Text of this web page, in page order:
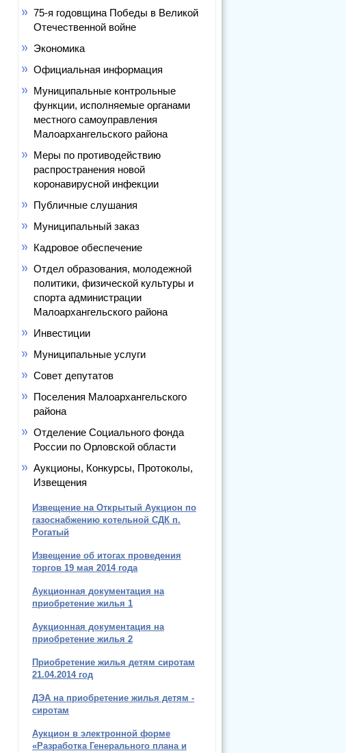
75-я годовщина Победы в Великой
Отечественной войне
Экономика
Официальная информация
Муниципальные контрольные
функции, исполняемые органами
местного самоуправления
Малоархангельского района
Меры по противодействию
распространения новой
коронавирусной инфекции
Публичные слушания
Муниципальный заказ
Кадровое обеспечение
Отдел образования, молодежной
политики, физической культуры и
спорта администрации
Малоархангельского района
Инвестиции
Муниципальные услуги
Совет депутатов
Поселения Малоархангельского
района
Отделение Социального фонда
России по Орловской области
Аукционы, Конкурсы, Протоколы,
Извещения
Извещение на Открытый Аукцион по
газоснабжению котельной СДК п.
Рогатый
Извещение об итогах проведения
торгов 19 мая 2014 года
Аукционная документация на
приобретение жилья 1
Аукционная документация на
приобретение жилья 2
Приобретение жилья детям сиротам
21.04.2014 год
ДЭА на приобретение жилья детям -
сиротам
Аукцион в электронной форме
«Разработка Генерального плана и